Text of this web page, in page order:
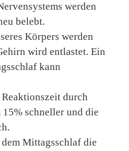
werden
belebt.
Kör­pers werden
wird entlastet. Ein
kann
durch
schneller und die
Mittagsschlaf die